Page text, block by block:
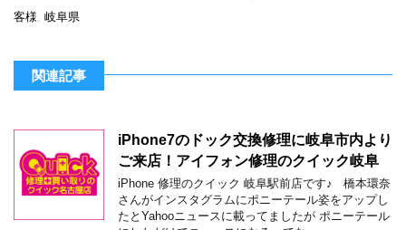
客様 岐阜県
関連記事
iPhone7のドック交換修理に岐阜市内より
ご来店！アイフォン修理のクイック岐阜
iPhone 修理のクイック 岐阜駅前店です♪ 橋本環奈
さんがインスタグラムにポニーテール姿をアップし
たとYahooニュースに載ってましたが ポニーテール